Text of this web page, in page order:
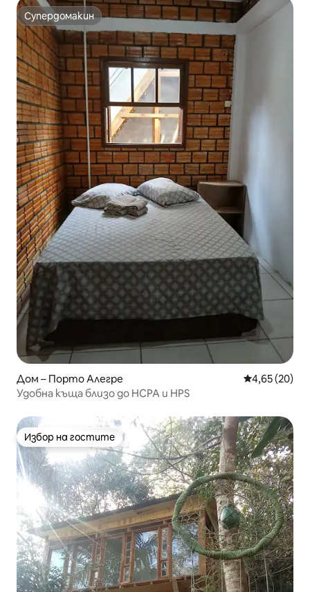
Супердомакин
Супердомакин
Дом – Порто Алегре Средна
4,65 (20)
Удобна къща близо до HCPA и HPS
Избор на гостите
Избор на гостите